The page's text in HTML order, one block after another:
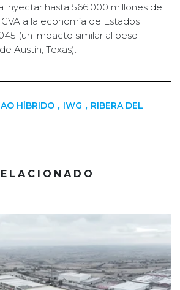
inyectar hasta 566.000 millones de
a la economía de Estados
(un impacto similar al peso
Austin, Texas).
HÍBRIDO , IWG , RIBERA DEL